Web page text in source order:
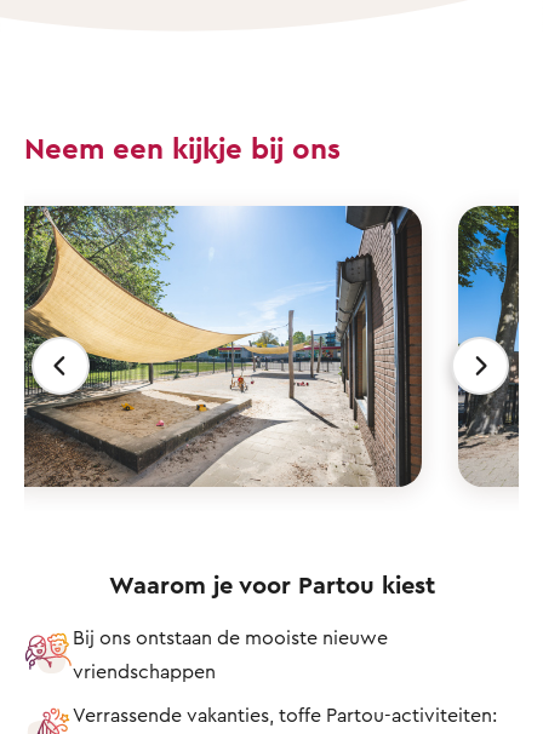
Neem een kijkje bij ons
Waarom je voor Partou kiest
Bij ons ontstaan de mooiste nieuwe
vriendschappen
Verrassende vakanties, toffe Partou-activiteiten: